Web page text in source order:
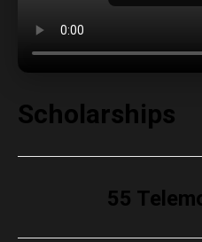
Scholarships
55